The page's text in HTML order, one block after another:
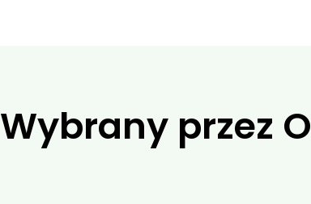
Wybrany przez